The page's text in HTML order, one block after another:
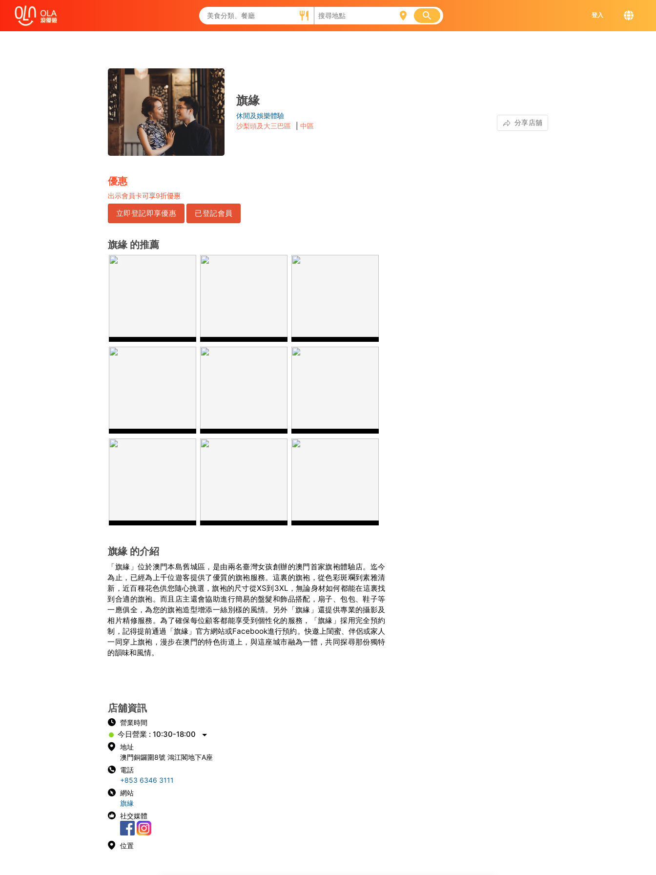
登入
查看`我的優惠記錄`
旗緣
休閒及娛樂體驗
沙梨頭及大三巴區
中區 分享店舖
優惠
出示會員卡可享9折優惠
立即登記即享優惠 已登記會員
旗緣 的推薦
旗緣 的介紹
「旗緣」位於澳門本島舊城區，是由兩名臺灣女孩創辦的澳門首家旗袍體驗店。迄今
為止，已經為上千位遊客提供了優質的旗袍服務。這裏的旗袍，從色彩斑斕到素雅清
新，近百種花色供您隨心挑選，旗袍的尺寸從XS到 3XL ，無論身材如何都能在這裏找
到合適的旗袍。而且店主還會協助進行簡易的盤髮和飾品搭配 ， 扇子、包包、鞋子等
一應俱全，為您的旗袍造型增添一絲別樣的風情。另外「旗緣」還提供專業的攝影及
相片精修服務 。為了確保每位顧客都能享受到個性化的服務，「旗緣」採用完全預約
制，記得提前通過「旗緣」官方網站或Facebook進行預約。快邀上閨蜜、伴侶或家人
一同穿上旗袍，漫步在澳門的特色街道上，與這座城市融為一體，共同探尋那份獨特
的韻味和風情。
店舖資訊
營業時間
今日營業 : 10:30-18:00
地址
澳門銅鑼圍8號 鴻江閣地下A座
電話
+853 6346 3111
網站
旗緣
社交媒體
位置